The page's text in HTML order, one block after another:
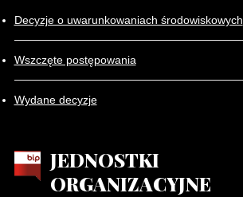
Decyzje o uwarunkowaniach środowiskowych
Wszczęte postępowania
Wydane decyzje
JEDNOSTKI
ORGANIZACYJNE